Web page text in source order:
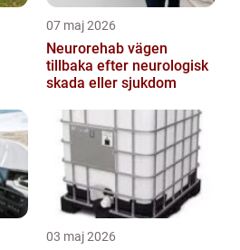
07 maj 2026
Neurorehab vägen
tillbaka efter neurologisk
skada eller sjukdom
03 maj 2026